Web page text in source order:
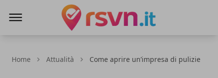
Home Attualità Come aprire un’impresa di pulizie